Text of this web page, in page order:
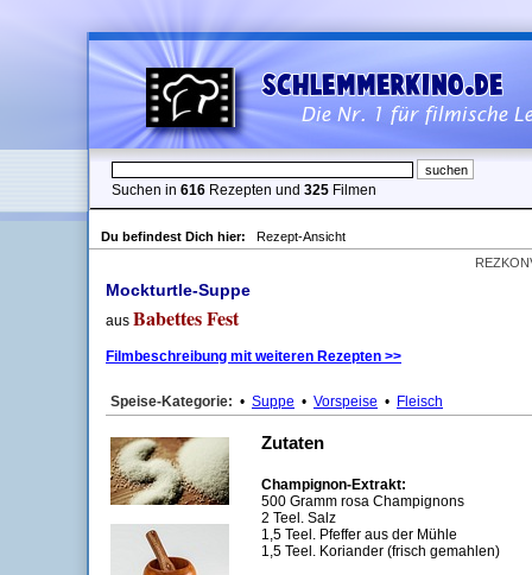
Suchen in 616 Rezepten und 325 Filmen
Du befindest Dich hier:
Rezept-Ansicht
Mockturtle-Suppe
aus Babettes Fest
Filmbeschreibung mit weiteren Rezepten >>
Speise-Kategorie: • Suppe • Vorspeise • Fleisch
Zutaten
Champignon-Extrakt:
500 Gramm rosa Champignons
2 Teel. Salz
1,5 Teel. Pfeffer aus der Mühle
1,5 Teel. Koriander (frisch gemahlen)